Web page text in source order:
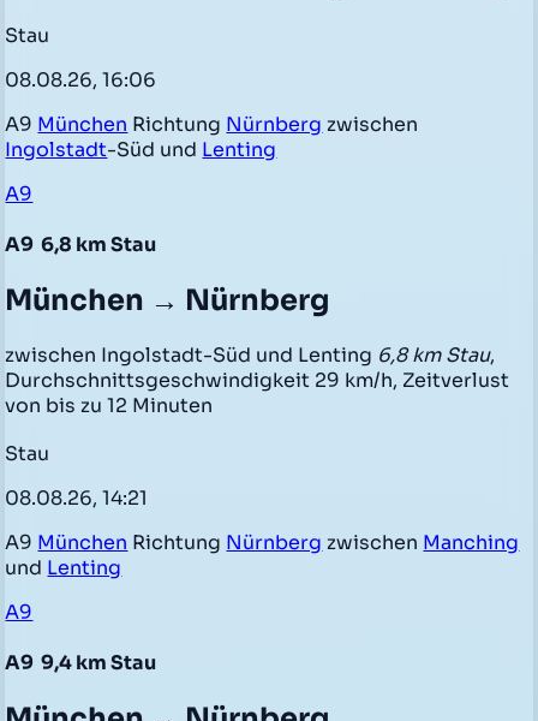
Stau
08.08.26, 16:06
A9 München Richtung Nürnberg zwischen
Ingolstadt-Süd und Lenting
A9
A9 6,8 km Stau
München → Nürnberg
zwischen Ingolstadt-Süd und Lenting 6,8 km Stau,
Durchschnittsgeschwindigkeit 29 km/h, Zeitverlust
von bis zu 12 Minuten
Stau
08.08.26, 14:21
A9 München Richtung Nürnberg zwischen Manching
und Lenting
A9
A9 9,4 km Stau